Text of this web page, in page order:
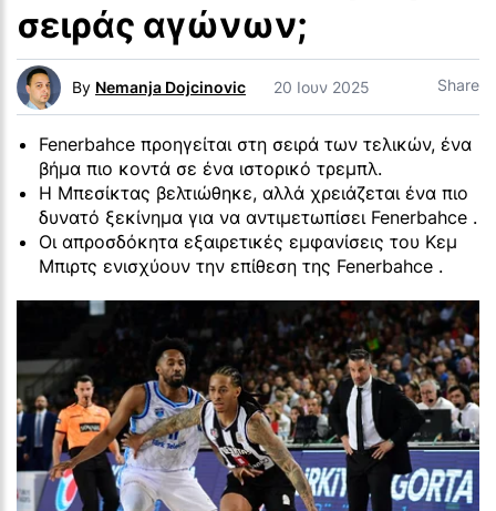
σειράς αγώνων;
By Nemanja Dojcinovic 20 Ιουν 2025 Share
Fenerbahce προηγείται στη σειρά των τελικών, ένα
βήμα πιο κοντά σε ένα ιστορικό τρεμπλ.
Η Μπεσίκτας βελτιώθηκε, αλλά χρειάζεται ένα πιο
δυνατό ξεκίνημα για να αντιμετωπίσει Fenerbahce .
Οι απροσδόκητα εξαιρετικές εμφανίσεις του Κεμ
Μπιρτς ενισχύουν την επίθεση της Fenerbahce .